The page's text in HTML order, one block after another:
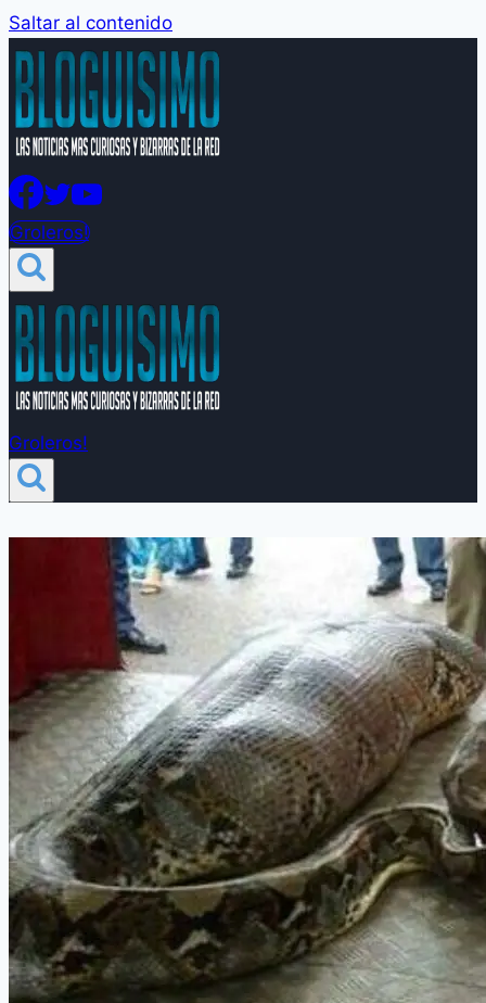
Saltar al contenido
Groleros!
Groleros!